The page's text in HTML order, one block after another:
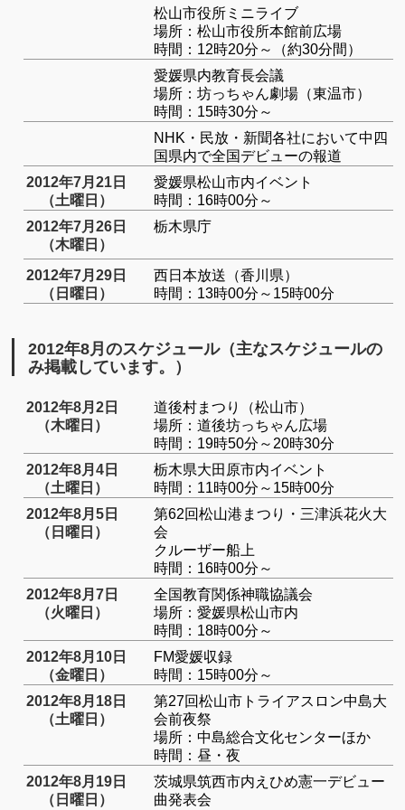
松山市役所ミニライブ
場所：松山市役所本館前広場
時間：12時20分～（約30分間）
愛媛県内教育長会議
場所：坊っちゃん劇場（東温市）
時間：15時30分～
NHK・民放・新聞各社において中四
国県内で全国デビューの報道
2012年7月21日
（土曜日）
愛媛県松山市内イベント
時間：16時00分～
2012年7月26日
（木曜日）
栃木県庁
2012年7月29日
（日曜日）
西日本放送（香川県）
時間：13時00分～15時00分
2012年8月のスケジュール（主なスケジュールの
み掲載しています。）
2012年8月2日
（木曜日）
道後村まつり（松山市）
場所：道後坊っちゃん広場
時間：19時50分～20時30分
2012年8月4日
（土曜日）
栃木県大田原市内イベント
時間：11時00分～15時00分
2012年8月5日
（日曜日）
第62回松山港まつり・三津浜花火大
会
クルーザー船上
時間：16時00分～
2012年8月7日
（火曜日）
全国教育関係神職協議会
場所：愛媛県松山市内
時間：18時00分～
2012年8月10日
（金曜日）
FM愛媛収録
時間：15時00分～
2012年8月18日
（土曜日）
第27回松山市トライアスロン中島大
会前夜祭
場所：中島総合文化センターほか
時間：昼・夜
2012年8月19日
（日曜日）
茨城県筑西市内えひめ憲一デビュー
曲発表会